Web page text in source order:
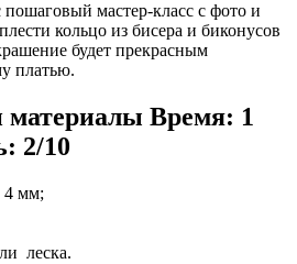
мастер-класс с фото и
кольцо из бисера и биконусов
будет прекрасным
платью.
Время: 1
2/10
4 мм;
леска.